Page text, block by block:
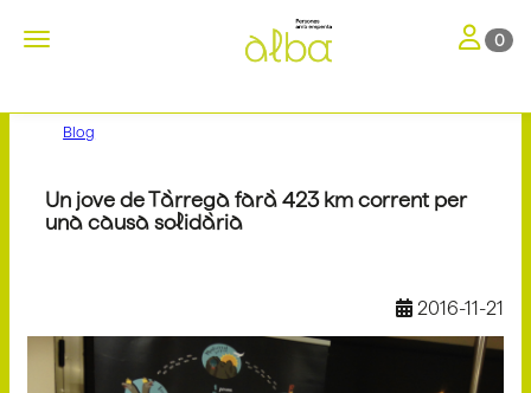
Toggle navigation Toggle
0
Blog
Un jove de Tàrrega farà 423 km corrent per
una causa solidària
2016-11-21